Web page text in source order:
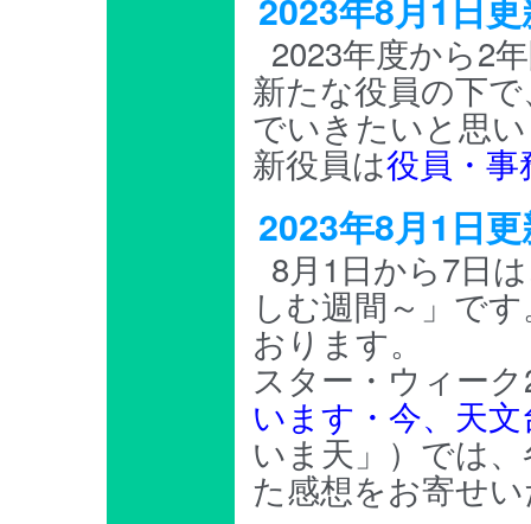
2023年度から2
新たな役員の下
でいきたいと思
新役員は役員・事
2023年8月1日
8月1日から7日
しむ週間～」で
おります。
スター・ウィー
います・今、天
いま天」）では
た感想をお寄せ